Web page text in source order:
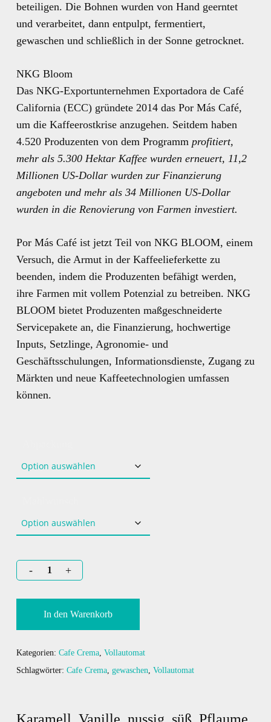
beteiligen. Die Bohnen wurden von Hand geerntet
und verarbeitet, dann entpulpt, fermentiert,
gewaschen und schließlich in der Sonne getrocknet.
NKG Bloom
Das NKG-Exportunternehmen Exportadora de Café
California (ECC) gründete 2014 das Por Más Café,
um die Kaffeerostkrise anzugehen. Seitdem haben
4.520 Produzenten von dem Programm profitiert,
mehr als 5.300 Hektar Kaffee wurden erneuert, 11,2
Millionen US-Dollar wurden zur Finanzierung
angeboten und mehr als 34 Millionen US-Dollar
wurden in die Renovierung von Farmen investiert.
Por Más Café ist jetzt Teil von NKG BLOOM, einem
Versuch, die Armut in der Kaffeelieferkette zu
beenden, indem die Produzenten befähigt werden,
ihre Farmen mit vollem Potenzial zu betreiben. NKG
BLOOM bietet Produzenten maßgeschneiderte
Servicepakete an, die Finanzierung, hochwertige
Inputs, Setzlinge, Agronomie- und
Geschäftsschulungen, Informationsdienste, Zugang zu
Märkten und neue Kaffeetechnologien umfassen
können.
In den Warenkorb
Kategorien: Cafe Crema, Vollautomat
Schlagwörter: Cafe Crema, gewaschen, Vollautomat